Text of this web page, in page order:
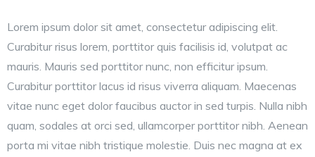
Lorem ipsum dolor sit amet, consectetur adipiscing elit.
Curabitur risus lorem, porttitor quis facilisis id, volutpat ac
mauris. Mauris sed porttitor nunc, non efficitur ipsum.
Curabitur porttitor lacus id risus viverra aliquam. Maecenas
vitae nunc eget dolor faucibus auctor in sed turpis. Nulla nibh
quam, sodales at orci sed, ullamcorper porttitor nibh. Aenean
porta mi vitae nibh tristique molestie. Duis nec magna at ex